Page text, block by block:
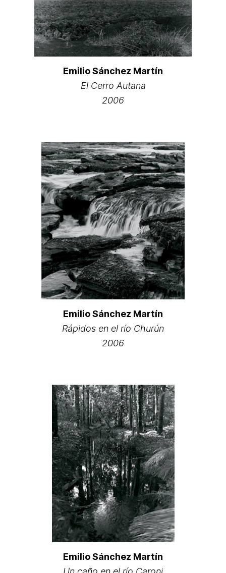
Emilio Sánchez Martín
El Cerro Autana
2006
Emilio Sánchez Martín
Rápidos en el río Churún
2006
Emilio Sánchez Martín